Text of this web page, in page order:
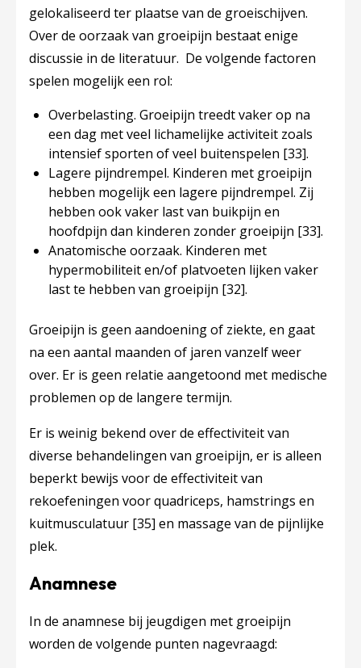
gelokaliseerd ter plaatse van de groeischijven.
Over de oorzaak van groeipijn bestaat enige
discussie in de literatuur. De volgende factoren
spelen mogelijk een rol:
Overbelasting. Groeipijn treedt vaker op na
een dag met veel lichamelijke activiteit zoals
intensief sporten of veel buitenspelen [33].
Lagere pijndrempel. Kinderen met groeipijn
hebben mogelijk een lagere pijndrempel. Zij
hebben ook vaker last van buikpijn en
hoofdpijn dan kinderen zonder groeipijn [33].
Anatomische oorzaak. Kinderen met
hypermobiliteit en/of platvoeten lijken vaker
last te hebben van groeipijn [32].
Groeipijn is geen aandoening of ziekte, en gaat
na een aantal maanden of jaren vanzelf weer
over. Er is geen relatie aangetoond met medische
problemen op de langere termijn.
Er is weinig bekend over de effectiviteit van
diverse behandelingen van groeipijn, er is alleen
beperkt bewijs voor de effectiviteit van
rekoefeningen voor quadriceps, hamstrings en
kuitmusculatuur [35] en massage van de pijnlijke
plek.
Anamnese
In de anamnese bij jeugdigen met groeipijn
worden de volgende punten nagevraagd: